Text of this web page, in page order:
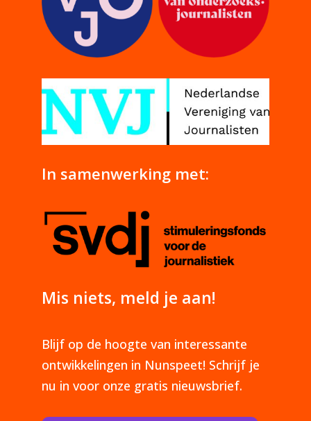
In samenwerking met:
Mis niets, meld je aan!
Blijf op de hoogte van interessante
ontwikkelingen in Nunspeet! Schrijf je
nu in voor onze gratis nieuwsbrief.